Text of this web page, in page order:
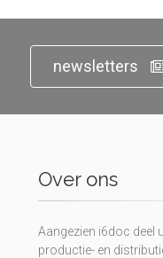
newsletters
Over ons
Aangezien i6doc deel
productie- en